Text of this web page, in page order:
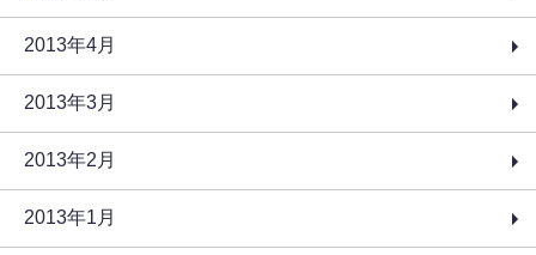
2013年4月
2013年3月
2013年2月
2013年1月